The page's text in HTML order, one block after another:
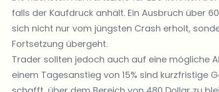
falls der Kaufdruck anhält. Ein Ausbruch über
sich nicht nur vom jüngsten Crash erholt,
Fortsetzung übergeht.
Trader sollten jedoch auch auf eine mögliche
einem Tagesanstieg von 15% sind kurzfristige